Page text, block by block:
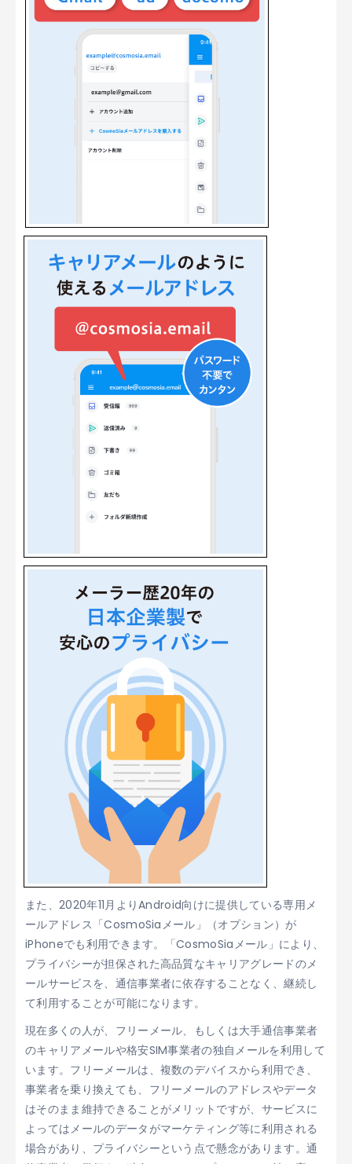
また、2020年11月よりAndroid向けに提供している専用メ
ールアドレス「CosmoSiaメール」（オプション）が
iPhoneでも利用できます。「CosmoSiaメール」により、
プライバシーが担保された高品質なキャリアグレードのメ
ールサービスを、通信事業者に依存することなく、継続し
て利用することが可能になります。
現在多くの人が、フリーメール、もしくは大手通信事業者
のキャリアメールや格安SIM事業者の独自メールを利用して
います。フリーメールは、複数のデバイスから利用でき、
事業者を乗り換えても、フリーメールのアドレスやデータ
はそのまま維持できることがメリットですが、サービスに
よってはメールのデータがマーケティング等に利用される
場合があり、プライバシーという点で懸念があります。通